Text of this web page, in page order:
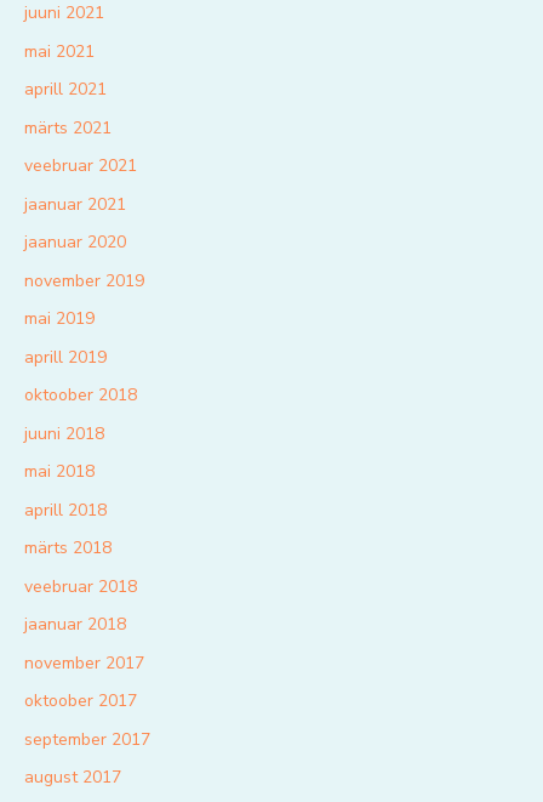
juuni 2021
mai 2021
aprill 2021
märts 2021
veebruar 2021
jaanuar 2021
jaanuar 2020
november 2019
mai 2019
aprill 2019
oktoober 2018
juuni 2018
mai 2018
aprill 2018
märts 2018
veebruar 2018
jaanuar 2018
november 2017
oktoober 2017
september 2017
august 2017